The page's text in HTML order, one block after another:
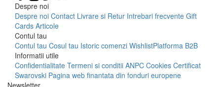
Despre noi
Despre noi Contact Livrare si Retur Intrebari frecvente Gift
Cards Articole
Contul tau
Contul tau Cosul tau Istoric comenzi WishlistPlatforma B2B
Informatii utile
Confidentialitate Termeni si conditii ANPC Cookies Certificat
Swarovski Pagina web finantata din fonduri europene
Newsletter